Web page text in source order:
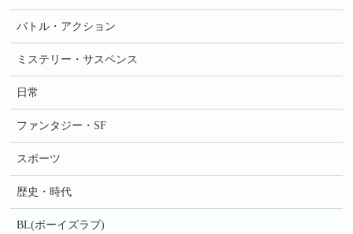
バトル・アクション
ミステリー・サスペンス
日常
ファンタジー・SF
スポーツ
歴史・時代
BL(ボーイズラブ)